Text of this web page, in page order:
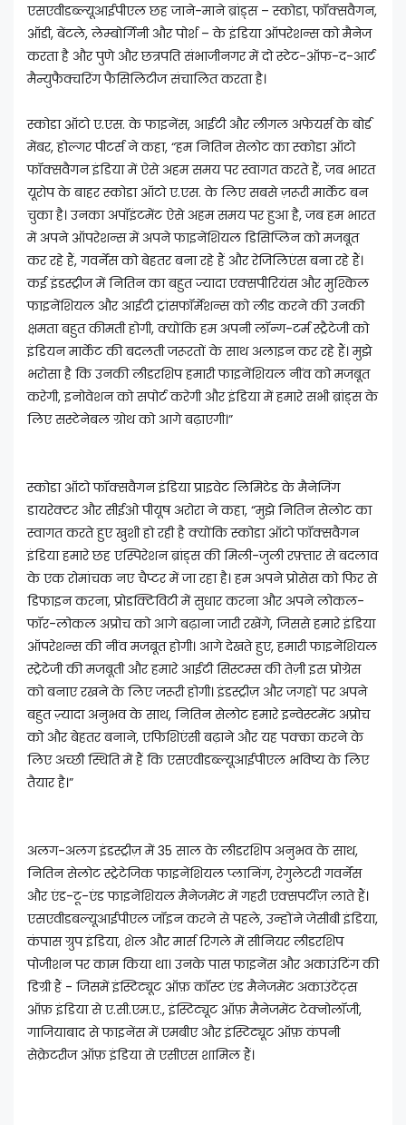
एसएवीडब्ल्यूआईपीएल छह जाने-माने ब्रांड्स – स्कोडा, फॉक्सवैगन,
ऑडी, बेंटले, लेम्बोर्गिनी और पोर्श – के इंडिया ऑपरेशन्स को मैनेज
करता है और पुणे और छत्रपति संभाजीनगर में दो स्टेट-ऑफ-द-आर्ट
मैन्युफैक्चरिंग फैसिलिटीज संचालित करता है।
स्कोडा ऑटो ए.एस. के फाइनेंस, आईटी और लीगल अफेयर्स के बोर्ड
मेंबर, होल्गर पीटर्स ने कहा, “हम नितिन सेलोट का स्कोडा ऑटो
फॉक्सवैगन इंडिया में ऐसे अहम समय पर स्वागत करते हैं, जब भारत
यूरोप के बाहर स्कोडा ऑटो ए.एस. के लिए सबसे ज़रूरी मार्केट बन
चुका है। उनका अपॉइंटमेंट ऐसे अहम समय पर हुआ है, जब हम भारत
में अपने ऑपरेशन्स में अपने फाइनेंशियल डिसिप्लिन को मजबूत
कर रहे हैं, गवर्नेंस को बेहतर बना रहे हैं और रेजिलिएंस बना रहे हैं।
कई इंडस्ट्रीज में नितिन का बहुत ज्यादा एक्सपीरियंस और मुश्किल
फाइनेंशियल और आईटी ट्रांसफॉर्मेशन्स को लीड करने की उनकी
क्षमता बहुत कीमती होगी, क्योंकि हम अपनी लॉन्ग-टर्म स्ट्रैटेजी को
इंडियन मार्केट की बदलती जरूरतों के साथ अलाइन कर रहे हैं। मुझे
भरोसा है कि उनकी लीडरशिप हमारी फाइनेंशियल नींव को मजबूत
करेगी, इनोवेशन को सपोर्ट करेगी और इंडिया में हमारे सभी ब्रांड्स के
लिए सस्टेनेबल ग्रोथ को आगे बढ़ाएगी।”
स्कोडा ऑटो फॉक्सवैगन इंडिया प्राइवेट लिमिटेड के मैनेजिंग
डायरेक्टर और सीईओ पीयूष अरोरा ने कहा, “मुझे नितिन सेलोट का
स्वागत करते हुए खुशी हो रही है क्योंकि स्कोडा ऑटो फॉक्सवैगन
इंडिया हमारे छह एस्पिरेशन ब्रांड्स की मिली-जुली रफ़्तार से बदलाव
के एक रोमांचक नए चैप्टर में जा रहा है। हम अपने प्रोसेस को फिर से
डिफाइन करना, प्रोडक्टिविटी में सुधार करना और अपने लोकल-
फॉर-लोकल अप्रोच को आगे बढ़ाना जारी रखेंगे, जिससे हमारे इंडिया
ऑपरेशन्स की नींव मजबूत होगी। आगे देखते हुए, हमारी फाइनेंशियल
स्ट्रेटेजी की मजबूती और हमारे आईटी सिस्टम्स की तेज़ी इस प्रोग्रेस
को बनाए रखने के लिए जरूरी होगी। इंडस्ट्रीज़ और जगहों पर अपने
बहुत ज़्यादा अनुभव के साथ, नितिन सेलोट हमारे इन्वेस्टमेंट अप्रोच
को और बेहतर बनाने, एफिशिएंसी बढ़ाने और यह पक्का करने के
लिए अच्छी स्थिति में हैं कि एसएवीडब्ल्यूआईपीएल भविष्य के लिए
तैयार है।”
अलग-अलग इंडस्ट्रीज़ में 35 साल के लीडरशिप अनुभव के साथ,
नितिन सेलोट स्ट्रेटेजिक फाइनेंशियल प्लानिंग, रेगुलेटरी गवर्नेंस
और एंड-टू-एंड फाइनेंशियल मैनेजमेंट में गहरी एक्सपर्टीज़ लाते हैं।
एसएवीडबल्यूआईपीएल जॉइन करने से पहले, उन्होंने जेसीबी इंडिया,
कंपास ग्रुप इंडिया, शेल और मार्स रिगले में सीनियर लीडरशिप
पोजीशन पर काम किया था। उनके पास फाइनेंस और अकाउंटिंग की
डिग्री हैं - जिसमें इंस्टिट्यूट ऑफ़ कॉस्ट एंड मैनेजमेंट अकाउंटेंट्स
ऑफ़ इंडिया से ए.सी.एम.ए., इंस्टिट्यूट ऑफ़ मैनेजमेंट टेक्नोलॉजी,
गाजियाबाद से फाइनेंस में एमबीए और इंस्टिट्यूट ऑफ़ कंपनी
सेक्रेटरीज ऑफ़ इंडिया से एसीएस शामिल हैं।